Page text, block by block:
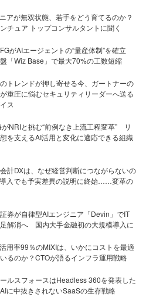
アが無双状態、若手をどう育てるのか？
チュア トップコンサルタントに聞く
がAIエージェントの“量産体制”を確立
「Wiz Base」で最大70%の工数短縮
トレンドが押し寄せる今、ガートナーの
重圧に悩むセキュリティリーダーへ送る
ス
NRIと挑む“前例なき上流工程変革” リ
を支えるAI活用と変化に適応できる組織
計DXは、なぜ経営判断につながらないの
入でも予実差異の説明に終始……変革の
券が自律型AIエンジニア「Devin」でIT
足解消へ 国内大手金融初の大規模導入に
用率99％のMIXIは、いかにコストを最適
るのか？CTOが語るインフラ運用戦略
ルスフォースはHeadless 360を発表した
に中抜きされないSaaSの生存戦略